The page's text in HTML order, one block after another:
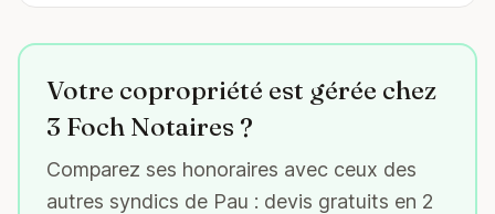
Votre copropriété est gérée chez
3 Foch Notaires ?
Comparez ses honoraires avec ceux des
autres syndics de Pau : devis gratuits en 2